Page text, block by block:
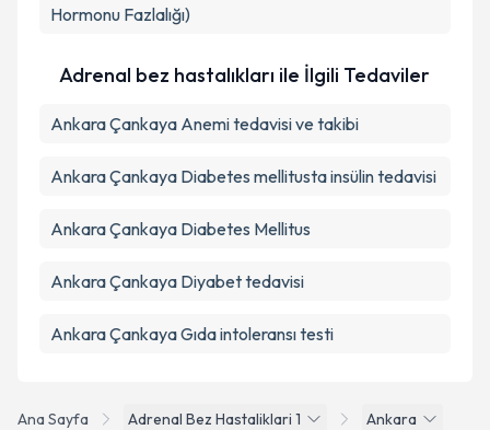
Ana Sayfa Adrenal Bez Hastaliklari 1
Ankara
Hormonu Fazlalığı)
Adrenal bez hastalıkları ile İlgili Tedaviler
Ankara Çankaya Anemi tedavisi ve takibi
Ankara Çankaya Diabetes mellitusta insülin tedavisi
Ankara Çankaya Diabetes Mellitus
Ankara Çankaya Diyabet tedavisi
Ankara Çankaya Gıda intoleransı testi